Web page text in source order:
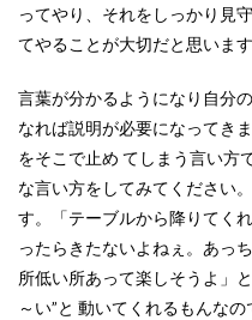
ってやり、それをしっかり見
てやることが大切だと思います
言葉が分かるようになり自分
なれば説明が必要になってき
をそこで止め てしまう言い方
な言い方をしてみてください
す。「テーブルから降りてく
ったらきたないよねぇ。あっ
所低い所あって楽しそうよ」
～い”と 動いてくれるもんなの